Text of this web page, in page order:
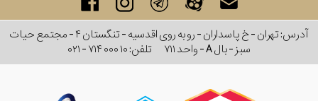
آدرس: تهران - خ پاسداران - رو به روی اقدسیه - تنگستان ۴ - مجتمع حیات
سبز - بال A - واحد ۷۱۱
تلفن:۰۲۱ - ۷۱۴ ۰۰۰ ۱۰